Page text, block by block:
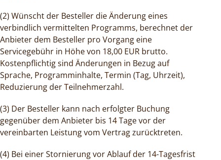
(2) Wünscht der Besteller die Änderung eines
verbindlich vermittelten Programms, berechnet der
Anbieter dem Besteller pro Vorgang eine
Servicegebühr in Höhe von 18,00 EUR brutto.
Kostenpflichtig sind Änderungen in Bezug auf
Sprache, Programminhalte, Termin (Tag, Uhrzeit),
Reduzierung der Teilnehmerzahl.
(3) Der Besteller kann nach erfolgter Buchung
gegenüber dem Anbieter bis 14 Tage vor der
vereinbarten Leistung vom Vertrag zurücktreten.
(4) Bei einer Stornierung vor Ablauf der 14-Tagesfrist